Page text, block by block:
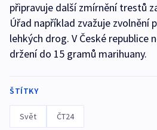
připravuje další zmírnění trestů
Úřad například zvažuje zvolnění
lehkých drog. V České republice
držení do 15 gramů marihuany.
ŠTÍTKY
Svět ČT24